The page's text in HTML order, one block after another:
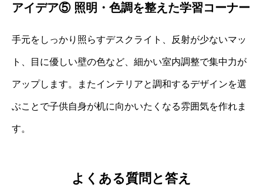
アイデア⑤ 照明・色調を整えた学習コーナー
手元をしっかり照らすデスクライト、反射が少ないマッ
ト、目に優しい壁の色など、細かい室内調整で集中力が
アップします。またインテリアと調和するデザインを選
ぶことで子供自身が机に向かいたくなる雰囲気を作れま
す。
よくある質問と答え